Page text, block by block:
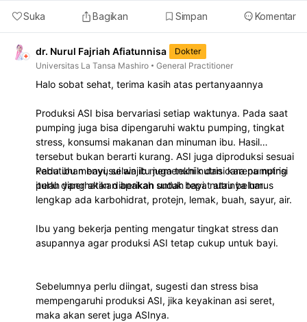
Suka Bagikan Simpan Komentar
dr. Nurul Fajriah Afiatunnisa
Dokter
Universitas La Tansa Mashiro
General Practitioner
Halo sobat sehat, terima kasih atas pertanyaannya
Produksi ASI bisa bervariasi setiap waktunya. Pada saat
pumping juga bisa dipengaruhi waktu pumping, tingkat
stress, konsumsi makanan dan minuman ibu. Hasil
tersebut bukan berarti kurang. ASI juga diproduksi sesuai
kebutuhan bayi, selain itu juga teknik dan cara pumping
perlu diperhatikan apakah sudah tepat atau belum.
Pada ibu menyusui wajib memenuhi nutrisi karena nutrisi
itulah yang akan diberikan untuk bayi. nutrinya harus
lengkap ada karbohidrat, protejn, lemak, buah, sayur, air.
Ibu yang bekerja penting mengatur tingkat stress dan
asupannya agar produksi ASI tetap cukup untuk bayi.
Sebelumnya perlu diingat, sugesti dan stress bisa
mempengaruhi produksi ASI, jika keyakinan asi seret,
maka akan seret juga ASInya.